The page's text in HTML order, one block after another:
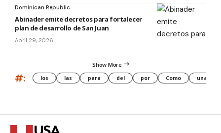
Dominican Republic
Abinader emite decretos para fortalecer
plan de desarrollo de San Juan
Abril 29, 2026
Show More
#: los las para del por Como una